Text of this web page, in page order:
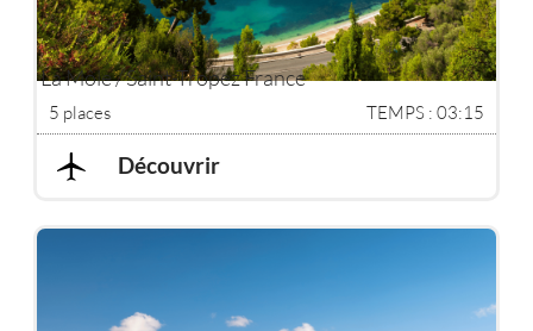
La Môle / Saint-Tropez France
5 places TEMPS : 03:15
Découvrir